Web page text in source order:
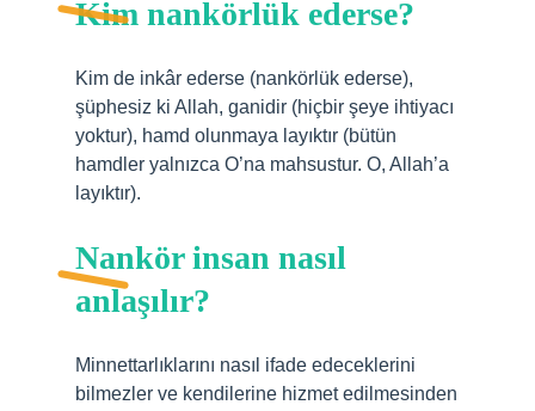
Kim nankörlük ederse?
Kim de inkâr ederse (nankörlük ederse),
şüphesiz ki Allah, ganidir (hiçbir şeye ihtiyacı
yoktur), hamd olunmaya layıktır (bütün
hamdler yalnızca O’na mahsustur. O, Allah’a
layıktır).
Nankör insan nasıl
anlaşılır?
Minnettarlıklarını nasıl ifade edeceklerini
bilmezler ve kendilerine hizmet edilmesinden